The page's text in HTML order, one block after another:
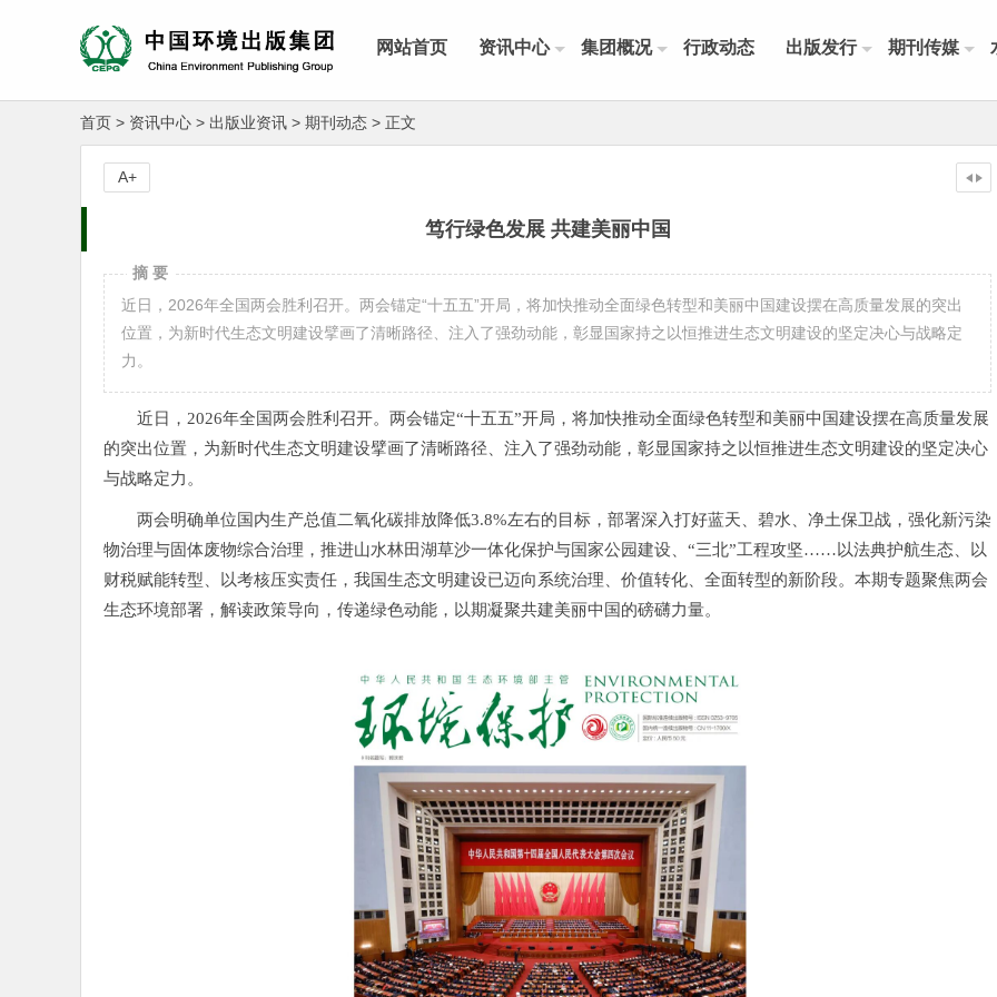
网站首页 资讯中心 集团概况 行政动态 出版发行 期刊传媒
首页 > 资讯中心 > 出版业资讯 > 期刊动态 > 正文
A+
笃行绿色发展 共建美丽中国
摘 要
近日，2026年全国两会胜利召开。两会锚定“十五五”开局，将加快推动全面绿色转型和美丽中国建设摆在高质量发展的突出
位置，为新时代生态文明建设擘画了清晰路径、注入了强劲动能，彰显国家持之以恒推进生态文明建设的坚定决心与战略定
力。
近日，2026年全国两会胜利召开。两会锚定“十五五”开局，将加快推动全面绿色转型和美丽中国建设摆在高质量发展
的突出位置，为新时代生态文明建设擘画了清晰路径、注入了强劲动能，彰显国家持之以恒推进生态文明建设的坚定决心
与战略定力。
两会明确单位国内生产总值二氧化碳排放降低3.8%左右的目标，部署深入打好蓝天、碧水、净土保卫战，强化新污染
物治理与固体废物综合治理，推进山水林田湖草沙一体化保护与国家公园建设、“三北”工程攻坚……以法典护航生态、以
财税赋能转型、以考核压实责任，我国生态文明建设已迈向系统治理、价值转化、全面转型的新阶段。本期专题聚焦两会
生态环境部署，解读政策导向，传递绿色动能，以期凝聚共建美丽中国的磅礴力量。